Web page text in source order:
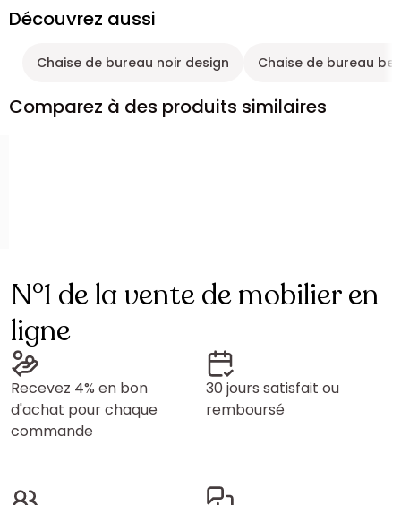
Découvrez aussi
Chaise de bureau noir design Chaise de bureau
Comparez à des produits similaires
N°1 de la vente de mobilier en
ligne
Recevez 4% en bon
d'achat pour chaque
commande
30 jours satisfait ou
remboursé